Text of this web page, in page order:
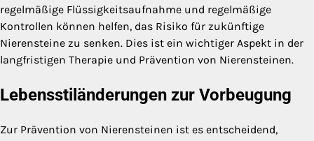
regelmäßige Flüssigkeitsaufnahme und regelmäßige
Kontrollen können helfen, das Risiko für zukünftige
Nierensteine zu senken. Dies ist ein wichtiger Aspekt in der
langfristigen Therapie und Prävention von Nierensteinen.
Lebensstiländerungen zur Vorbeugung
Zur Prävention von Nierensteinen ist es entscheidend,